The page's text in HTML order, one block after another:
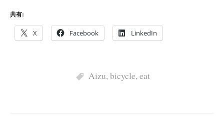
共有:
X Facebook LinkedIn
Aizu,bicycle,eat